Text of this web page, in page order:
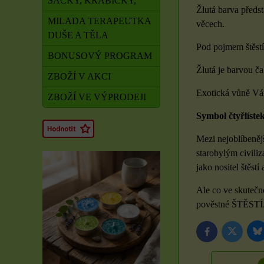
Žlutá barva
věcech.
Pod pojmem
Žlutá je barvou
Exotická vůně
Symbol
Mezi
starobylým
jako nositel štěstí
Ale co ve
pověstné ŠTĚSTÍ.
FacebookTwitter
MILADA TERAPEUTKA
DUŠE A TĚLA
BONUSOVÝ PROGRAM
ZBOŽÍ V AKCI
ZBOŽÍ VE VÝPRODEJI
Rituál Zdraví a